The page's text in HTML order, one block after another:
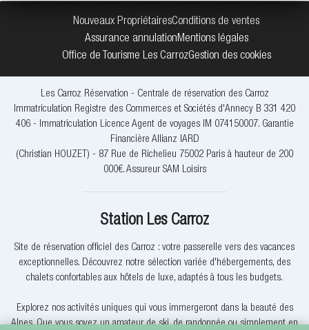
Nouveaux PropriétairesConditions de ventes
Assurance annulationMentions légales
Office de Tourisme Les CarrozGestion des cookies
Les Carroz Réservation - Centrale de réservation des Carroz
Immatriculation Registre des Commerces et Sociétés d'Annecy B 331 420
406 - Immatriculation Licence Agent de voyages IM 074150007. Garantie
Financière Allianz IARD
(Christian HOUZET) - 87 Rue de Richelieu 75002 Paris à hauteur de 200
000€. Assureur SAM Loisirs
Station Les Carroz
Site de réservation officiel des Carroz : votre passerelle vers des vacances
exceptionnelles. Découvrez notre sélection variée d'hébergements, des
chalets confortables aux hôtels de luxe, adaptés à tous les budgets.
Explorez nos activités uniques qui vous immergeront dans la beauté des
Alpes. Que vous soyez un amateur de ski, de randonnée ou simplement en